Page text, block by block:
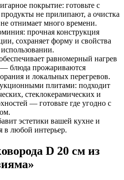
покрытие: готовьте с
не прилипают, а очистка
отнимает много времени.
прочная конструкция
сохраняет форму и свойства
равномерный нагрев
— блюда прожариваются
и локальных перегревов.
плитами: подходит
стеклокерамических и
— готовьте где угодно с
эстетики вашей кухне и
в любой интерьер.
D 20 см из